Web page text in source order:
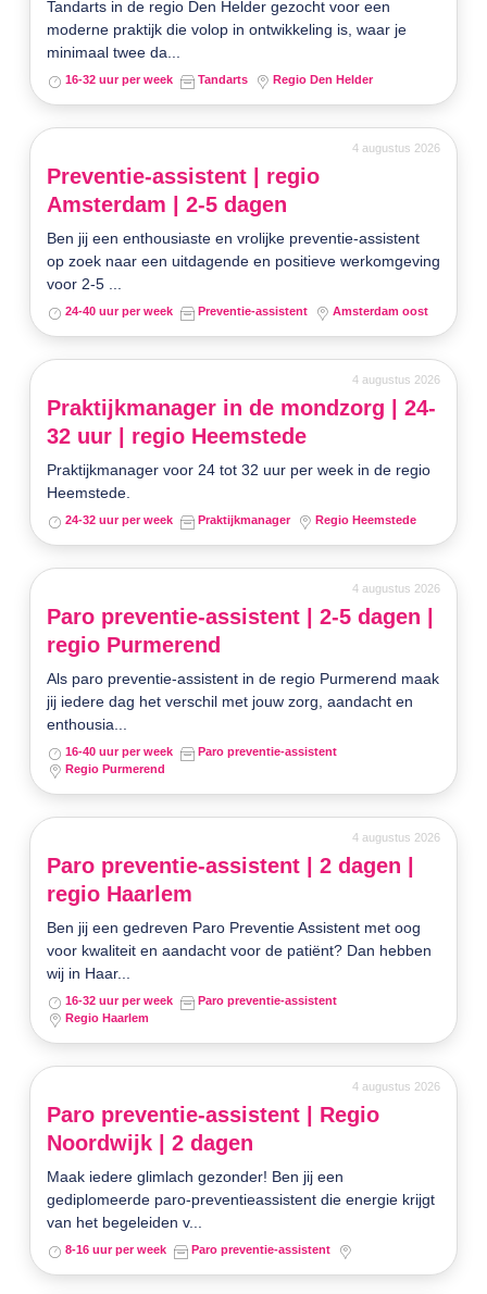
Tandarts in de regio Den Helder gezocht voor een
moderne praktijk die volop in ontwikkeling is, waar je
minimaal twee da...
16-32 uur per week Tandarts Regio Den Helder
4 augustus 2026
Preventie-assistent | regio
Amsterdam | 2-5 dagen
Ben jij een enthousiaste en vrolijke preventie-assistent
op zoek naar een uitdagende en positieve werkomgeving
voor 2-5 ...
24-40 uur per week Preventie-assistent Amsterdam oost
4 augustus 2026
Praktijkmanager in de mondzorg | 24-
32 uur | regio Heemstede
Praktijkmanager voor 24 tot 32 uur per week in de regio
Heemstede.
24-32 uur per week Praktijkmanager Regio Heemstede
4 augustus 2026
Paro preventie-assistent | 2-5 dagen |
regio Purmerend
Als paro preventie-assistent in de regio Purmerend maak
jij iedere dag het verschil met jouw zorg, aandacht en
enthousia...
16-40 uur per week
Paro preventie-assistent
Regio Purmerend
4 augustus 2026
Paro preventie-assistent | 2 dagen |
regio Haarlem
Ben jij een gedreven Paro Preventie Assistent met oog
voor kwaliteit en aandacht voor de patiënt? Dan hebben
wij in Haar...
16-32 uur per week
Paro preventie-assistent
Regio Haarlem
4 augustus 2026
Paro preventie-assistent | Regio
Noordwijk | 2 dagen
Maak iedere glimlach gezonder! Ben jij een
gediplomeerde paro-preventieassistent die energie krijgt
van het begeleiden v...
8-16 uur per week Paro preventie-assistent